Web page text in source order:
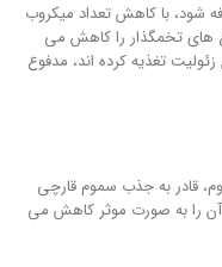
شود، با کاهش تعداد میکروب
های تخمگذار را کاهش می
تغذیه کرده اند، مدفوع
قادر به جذب سموم قارچی
را به صورت موثر کاهش می